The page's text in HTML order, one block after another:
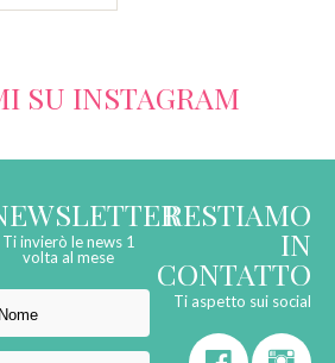
SU INSTAGRAM
Ti invierò le news 1
volta al mese
RESTIAMO
IN
CONTATTO
Ti aspetto sui social